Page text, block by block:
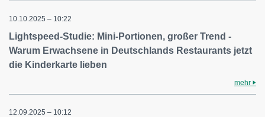
10.10.2025 – 10:22
Lightspeed-Studie: Mini-Portionen, großer Trend -
Warum Erwachsene in Deutschlands Restaurants jetzt
die Kinderkarte lieben
mehr
12.09.2025 – 10:12